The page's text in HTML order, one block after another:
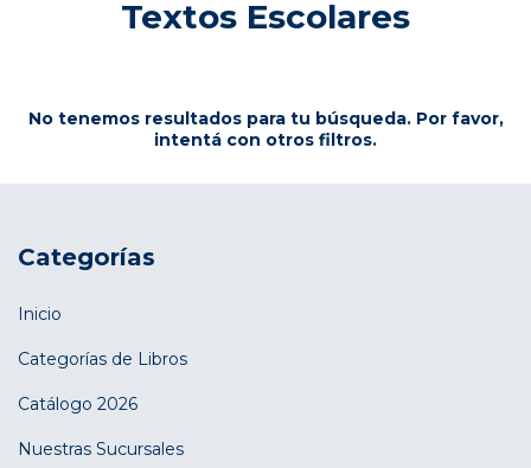
Textos Escolares
No tenemos resultados para tu búsqueda. Por favor,
intentá con otros filtros.
Categorías
Inicio
Categorías de Libros
Catálogo 2026
Nuestras Sucursales